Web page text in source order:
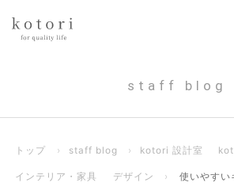
staff blog
トップ › staff blog › kotori 設計室
インテリア・家具 デザイン › 使いやすい